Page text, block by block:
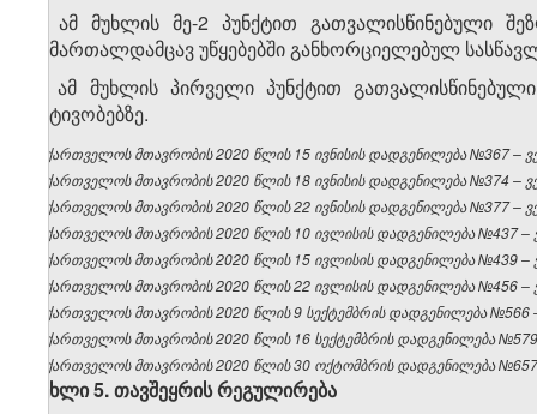
3. ამ მუხლის მე-2 პუნქტით გათვალისწინებული
სამართალდამცავ უწყებებში განხორციელებულ
4. ამ მუხლის პირველი პუნქტით
აქტივობებზე.
საქართველოს მთავრობის 2020 წლის 15 ივნისის დადგენილება №367 –
საქართველოს მთავრობის 2020 წლის 18 ივნისის დადგენილება №374 –
საქართველოს მთავრობის 2020 წლის 22 ივნისის დადგენილება №377 –
საქართველოს მთავრობის 2020 წლის 10 ივლისის დადგენილება №437 –
საქართველოს მთავრობის 2020 წლის 15 ივლისის დადგენილება №439 –
საქართველოს მთავრობის 2020 წლის 22 ივლისის დადგენილება №456 –
საქართველოს მთავრობის 2020 წლის 9 სექტემბრის დადგენილება №566
საქართველოს მთავრობის 2020 წლის 16 სექტემბრის დადგენილება
საქართველოს მთავრობის 2020 წლის 30 ოქტომბრის დადგენილება
მუხლი5.თავშეყრისრეგულირება